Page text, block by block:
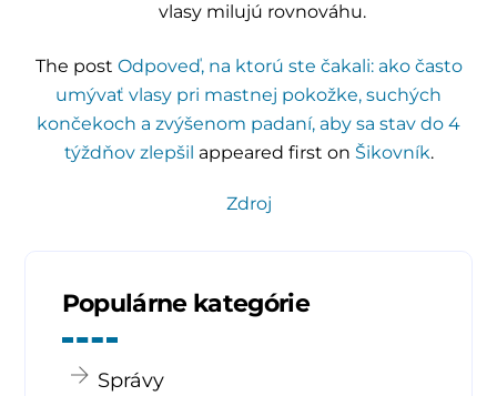
vlasy milujú rovnováhu.
The post Odpoveď, na ktorú ste čakali: ako často
umývať vlasy pri mastnej pokožke, suchých
končekoch a zvýšenom padaní, aby sa stav do 4
týždňov zlepšil appeared first on Šikovník.
Zdroj
Populárne kategórie
Správy